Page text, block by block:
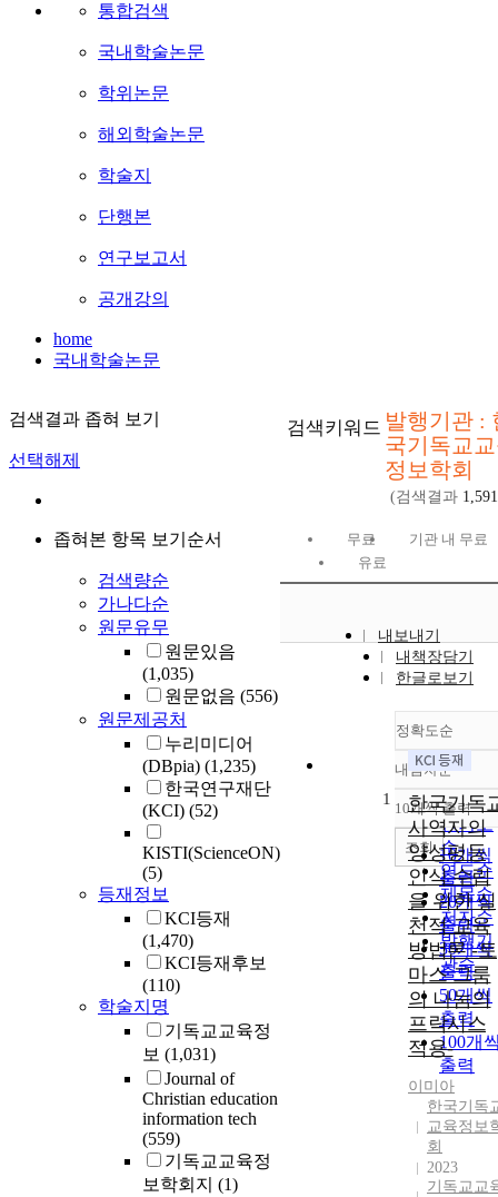
통합검색
국내학술논문
학위논문
해외학술논문
학술지
단행본
연구보고서
공개강의
home
국내학술논문
검색결과 좁혀 보기
선택해제
좁혀본 항목 보기순서
검색량순
가나다순
원문유무
원문있음
(1,035)
원문없음 (556)
원문제공처
누리미디어
(DBpia) (1,235)
한국연구재단
(KCI) (52)
KISTI(ScienceON)
(5)
등재정보
KCI등재
(1,470)
KCI등재후보
(110)
학술지명
기독교교육정
보 (1,031)
Journal of
Christian education
information tech
(559)
기독교교육정
보학회지 (1)
검색키워드 발행기관 :
국기독교
정보학회
(검색결과 1,591
무료
기관 내 무료
유료
내보내기
내책장담기
한글로보기
정확도순
정확도
순
인기도
순
연도순
제목순
저자순
발행기
관순
내림차순
내림차
10개씩 출력
10개씩
출력
20개씩
출력
30개씩
출력
50개씩
출력
100개
출력
조회
1
한국기독
사역자의
양성평등
인식 수립
을 위한 실
천적 교육
방법론 -토
마스 그룸
의 나눔의
프락시스
적용-
이미아
한국기독
교육정보
회
2023
기독교교